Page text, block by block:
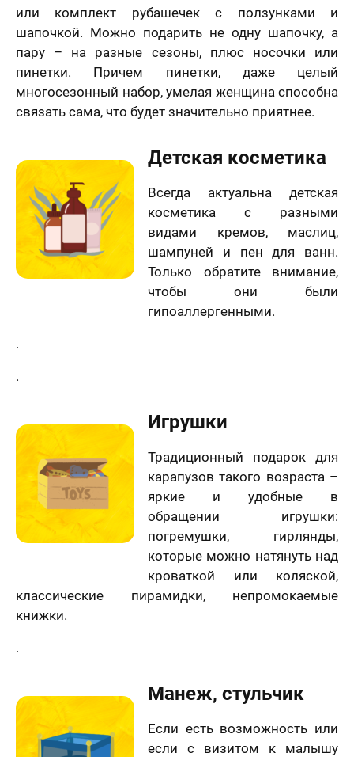
или комплект рубашечек с ползунками и
шапочкой. Можно подарить не одну шапочку, а
пару – на разные сезоны, плюс носочки или
пинетки. Причем пинетки, даже целый
многосезонный набор, умелая женщина способна
связать сама, что будет значительно приятнее.
Детская косметика
Всегда актуальна детская
косметика с разными
видами кремов, маслиц,
шампуней и пен для ванн.
Только обратите внимание,
чтобы они были
гипоаллергенными.
.
.
Игрушки
Традиционный подарок для
карапузов такого возраста –
яркие и удобные в
обращении игрушки:
погремушки, гирлянды,
которые можно натянуть над
кроваткой или коляской,
классические пирамидки, непромокаемые
книжки.
.
Манеж, стульчик
Если есть возможность или
если с визитом к малышу